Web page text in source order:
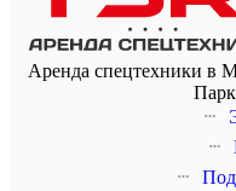
Аренда спецтехники в